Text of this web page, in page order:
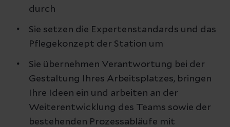
durch
Sie setzen die Expertenstandards und das
Pflegekonzept der Station um
Sie übernehmen Verantwortung bei der
Gestaltung Ihres Arbeitsplatzes, bringen
Ihre Ideen ein und arbeiten an der
Weiterentwicklung des Teams sowie der
bestehenden Prozessabläufe mit